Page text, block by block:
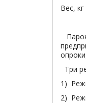
Три
1)
2)